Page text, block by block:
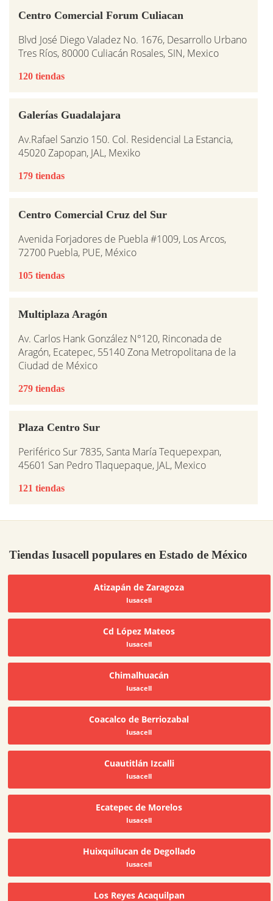
Centro Comercial Forum Culiacan
Blvd José Diego Valadez No. 1676, Desarrollo Urbano
Tres Ríos, 80000 Culiacán Rosales, SIN, Mexico
120 tiendas
Galerías Guadalajara
Av.Rafael Sanzio 150. Col. Residencial La Estancia,
45020 Zapopan, JAL, Mexiko
179 tiendas
Centro Comercial Cruz del Sur
Avenida Forjadores de Puebla #1009, Los Arcos,
72700 Puebla, PUE, México
105 tiendas
Multiplaza Aragón
Av. Carlos Hank González N°120, Rinconada de
Aragón, Ecatepec, 55140 Zona Metropolitana de la
Ciudad de México
279 tiendas
Plaza Centro Sur
Periférico Sur 7835, Santa María Tequepexpan,
45601 San Pedro Tlaquepaque, JAL, Mexico
121 tiendas
Tiendas Iusacell populares en Estado de México
Atizapán de Zaragoza
Iusacell
Cd López Mateos
Iusacell
Chimalhuacán
Iusacell
Coacalco de Berriozabal
Iusacell
Cuautitlán Izcalli
Iusacell
Ecatepec de Morelos
Iusacell
Huixquilucan de Degollado
Iusacell
Los Reyes Acaquilpan